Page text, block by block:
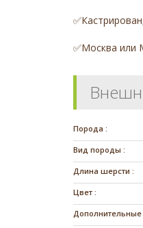
✅Москва или
Порода :
Вид породы :
Длина шерсти :
Цвет :
Дополнительные